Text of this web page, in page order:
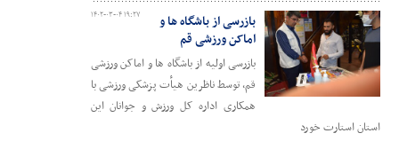
۱۴۰۲-۰۳-۰۴ ۱۹:۲۷
بازرسی از باشگاه ها و
اماکن ورزشی قم
بازرسی اولیه از باشگاه ها و اماکن ورزشی
قم، توسط ناظرین هیأت پزشکی ورزشی با
همکاری اداره کل ورزش و جوانان این
استان استارت خورد